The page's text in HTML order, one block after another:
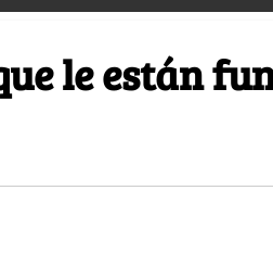
le están